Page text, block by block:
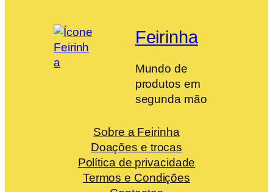
Feirinha
Mundo de
produtos em
segunda mão
Sobre a Feirinha
Doações e trocas
Política de privacidade
Termos e Condições